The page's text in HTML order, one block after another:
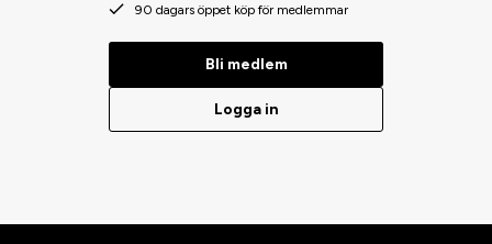
90 dagars öppet köp för medlemmar
Bli medlem
Logga in